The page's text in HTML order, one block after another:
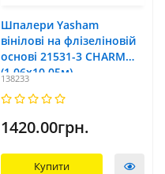
Шпалери Yasham
вінілові на флізеліновій
основі 21531-3 CHARM
(1,06х10,05м)
138233
1420.00грн.
Купити